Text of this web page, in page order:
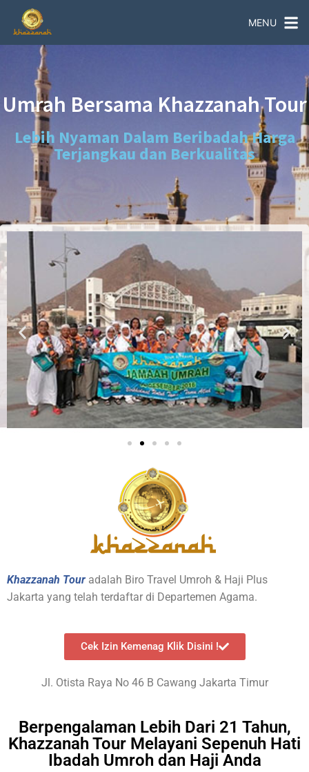
MENU
Umrah Bersama Khazzanah Tour
Lebih Nyaman Dalam Beribadah Harga
Terjangkau dan Berkualitas
Khazzanah Tour adalah Biro Travel Umroh & Haji Plus
Jakarta yang telah terdaftar di Departemen Agama.
Cek Izin Kemenag Klik Disini !
Jl. Otista Raya No 46 B Cawang Jakarta Timur
Berpengalaman Lebih Dari 21 Tahun,
Khazzanah Tour Melayani Sepenuh Hati
Ibadah Umroh dan Haji Anda